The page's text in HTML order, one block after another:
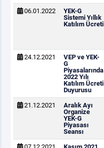
06.01.2022
YEK-G
Sistemi Yıllık
Katılım Ücreti
24.12.2021
VEP ve YEK-
G
Piyasalarında
2022 Yılı
Katılım Ücreti
Duyurusu
21.12.2021
Aralık Ayı
Organize
YEK-G
Piyasası
Seansı